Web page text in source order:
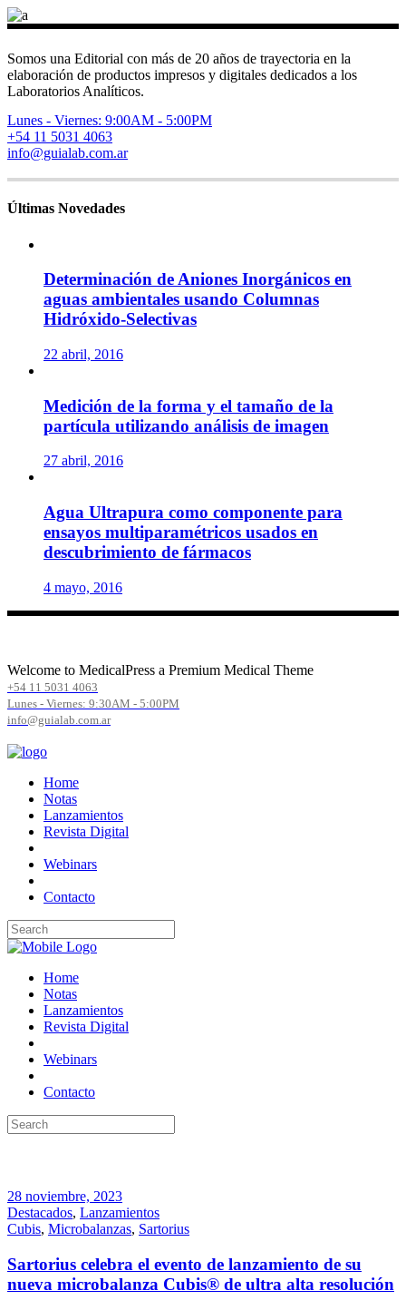
Somos una Editorial con más de 20 años de trayectoria en la
elaboración de productos impresos y digitales dedicados a los
Laboratorios Analíticos.
Lunes - Viernes: 9:00AM - 5:00PM
+54 11 5031 4063
info@guialab.com.ar
Últimas Novedades
Determinación de Aniones Inorgánicos en
aguas ambientales usando Columnas
Hidróxido-Selectivas
22 abril, 2016
Medición de la forma y el tamaño de la
partícula utilizando análisis de imagen
27 abril, 2016
Agua Ultrapura como componente para
ensayos multiparamétricos usados en
descubrimiento de fármacos
4 mayo, 2016
Welcome to MedicalPress a Premium Medical Theme
+54 11 5031 4063
Lunes - Viernes: 9:30AM - 5:00PM
info@guialab.com.ar
Home
Notas
Lanzamientos
Revista Digital
Webinars
Contacto
Home
Notas
Lanzamientos
Revista Digital
Webinars
Contacto
28 noviembre, 2023
Destacados, Lanzamientos
Cubis, Microbalanzas, Sartorius
Sartorius celebra el evento de lanzamiento de su
nueva microbalanza Cubis® de ultra alta resolución